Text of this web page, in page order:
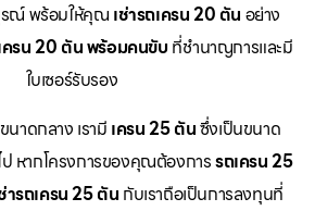
ณ์ พร้อมให้คุณ เช่ารถเครน 20 ตัน อย่าง
ครน 20 ตัน พร้อมคนขับ ที่ชำนาญการและมี
ใบเซอร์รับรอง
าดกลาง เรามี เครน 25 ตันซึ่งเป็นขนาด
หากโครงการของคุณต้องการรถเครน 25
ารถเครน 25 ตันกับเราถือเป็นการลงทุนที่